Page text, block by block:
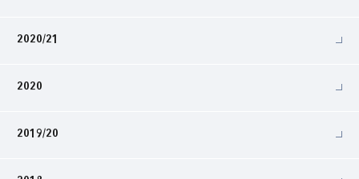
2020/21
2020
2019/20